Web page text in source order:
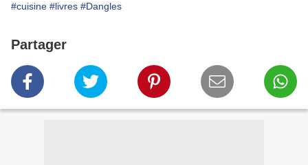
#cuisine #livres #Dangles
Partager